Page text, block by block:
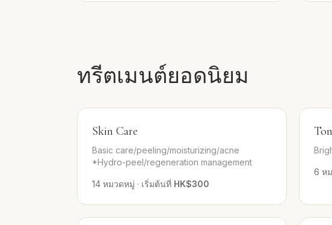
ทรีตเมนต์ยอดนิยม
Skin Care
Basic care/peeling/moisturizing/acne
*Hydro-peel/regeneration management
14 หมวดหมู่ · เริ่มต้นที่ HK$300
6 ห